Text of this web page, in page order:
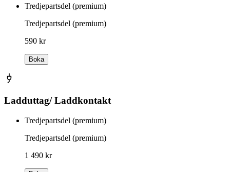
Tredjepartsdel (premium)
Tredjepartsdel (premium)
590 kr
Boka
Ladduttag/ Laddkontakt
Tredjepartsdel (premium)
Tredjepartsdel (premium)
1 490 kr